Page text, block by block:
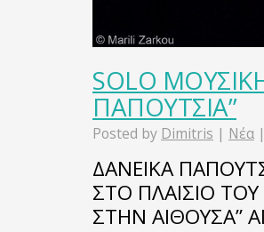
SOLO
ΠΑΠΟΥΤΣΙΑ”
Posted by Dimitris | Νέα
ΔΑΝΕΙΚΑ
ΣΤΟ ΠΛΑΙΣΙΟ
ΣΤΗΝ ΑΙΘΟΥΣΑ”